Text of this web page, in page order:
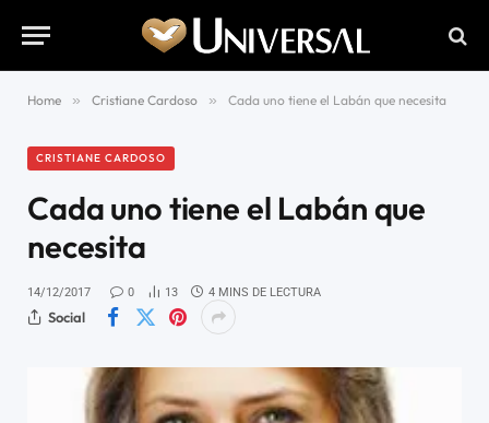
Home » Cristiane Cardoso » Cada uno tiene el Labán que necesita
CRISTIANE CARDOSO
Cada uno tiene el Labán que
necesita
14/12/2017 0 13 4 MINS DE LECTURA
Social